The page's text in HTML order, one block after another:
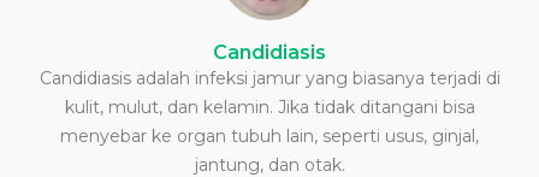
Candidiasis
Candidiasis adalah infeksi jamur yang biasanya terjadi di
kulit, mulut, dan kelamin. Jika tidak ditangani bisa
menyebar ke organ tubuh lain, seperti usus, ginjal,
jantung, dan otak.